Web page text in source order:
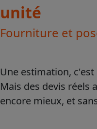
unité
Fourniture et
Une estimation, c'est
Mais des devis réels
encore mieux, et